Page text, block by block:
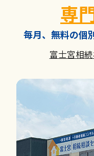
専
毎月、無料の個
富士宮相